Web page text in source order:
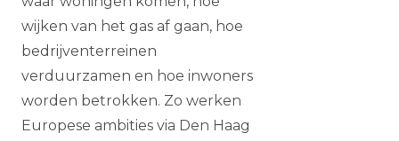
wijken van het gas af gaan, hoe
bedrijventerreinen
verduurzamen en hoe inwoners
worden betrokken. Zo werken
Europese ambities via Den Haag